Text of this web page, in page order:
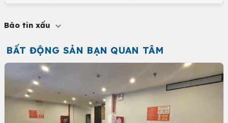
Báo tin xấu
BẤT ĐỘNG SẢN BẠN QUAN TÂM